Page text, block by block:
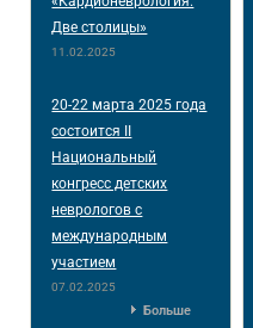
Две столицы»
11.02.2025
20-22 марта 2025 года
состоится II
Национальный
конгресс детских
неврологов с
международным
участием
07.02.2025
Больше